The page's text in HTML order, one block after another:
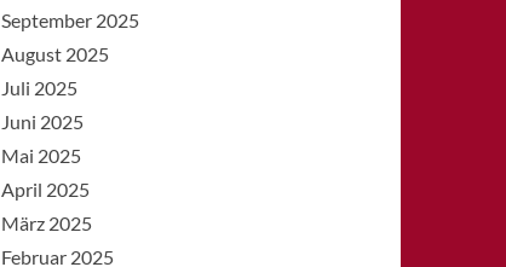
September 2025
August 2025
Juli 2025
Juni 2025
Mai 2025
April 2025
März 2025
Februar 2025